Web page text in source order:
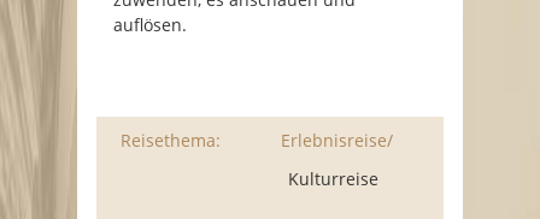
auflösen.
Reisethema:
Erlebnisreise/
Kulturreise